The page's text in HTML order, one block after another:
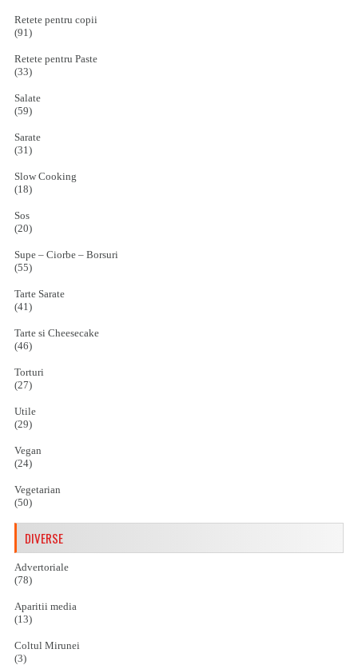
Retete pentru copii
(91)
Retete pentru Paste
(33)
Salate
(59)
Sarate
(31)
Slow Cooking
(18)
Sos
(20)
Supe – Ciorbe – Borsuri
(55)
Tarte Sarate
(41)
Tarte si Cheesecake
(46)
Torturi
(27)
Utile
(29)
Vegan
(24)
Vegetarian
(50)
DIVERSE
Advertoriale
(78)
Aparitii media
(13)
Coltul Mirunei
(3)